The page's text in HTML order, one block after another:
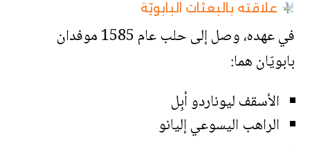
علاقته بالبعثات البابويّة
في عهده، وصل إلى حلب عام 1585 موفدان
بابويّان هما:
الأسقف ليوناردو أبِل
الراهب اليسوعي إليانو